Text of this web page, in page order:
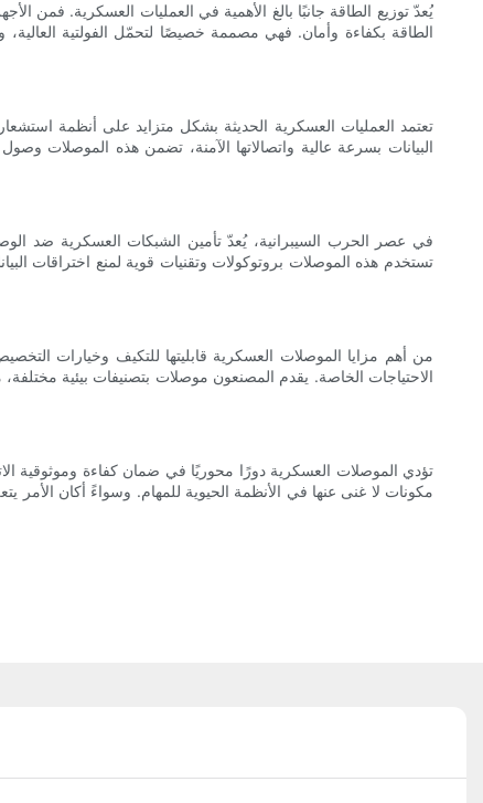
يُعدّ توزيع الطاقة جانبًا بالغ الأهمية في العمليات العسكرية. فمن
الطاقة بكفاءة وأمان. فهي مصممة خصيصًا لتحمّل الفولتية
تعتمد العمليات العسكرية الحديثة بشكل متزايد على أنظمة
البيانات بسرعة عالية واتصالاتها الآمنة، تضمن هذه الموصلات
في عصر الحرب السيبرانية، يُعدّ تأمين الشبكات العسكرية ضد
تستخدم هذه الموصلات بروتوكولات وتقنيات قوية لمنع اختراقات
من أهم مزايا الموصلات العسكرية قابليتها للتكيف وخيارات
الاحتياجات الخاصة. يقدم المصنعون موصلات بتصنيفات بيئية
تؤدي الموصلات العسكرية دورًا محوريًا في ضمان كفاءة وموثوقية
مكونات لا غنى عنها في الأنظمة الحيوية للمهام. وسواءً أكان الأمر